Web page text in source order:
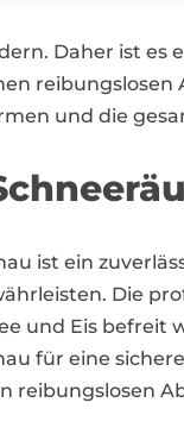
Daher ist
reibungslosen
und die
ist ein
Die
und Eis
für eine
reibungslosen